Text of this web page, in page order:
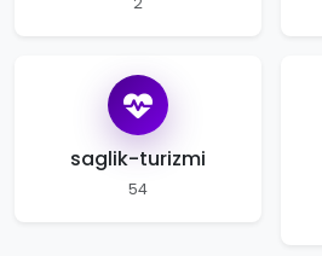
saglik-turizmi
54